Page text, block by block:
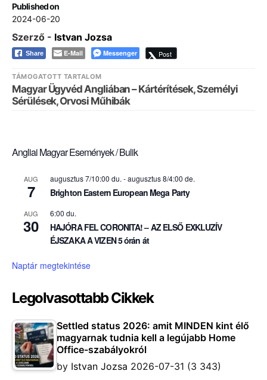
Published on
2024-06-20
Szerző - Istvan Jozsa
Share E-Mail Messenger Post
TÁMOGATOTT TARTALOM
Magyar Ügyvéd Angliában – Kártérítések, Személyi
Sérülések, Orvosi Műhibák
Angliai Magyar Események / Bulik
AUG
7
augusztus 7/10:00 du. -augusztus 8/4:00 de.
Brighton Eastern European Mega Party
AUG
30
6:00 du.
HAJÓRA FEL CORONITA! – AZ ELSŐ EXKLUZÍV
ÉJSZAKA A VIZEN 5 órán át
Naptár megtekintése
Legolvasottabb Cikkek
Settled status 2026: amit MINDEN kint élő
magyarnak tudnia kell a legújabb Home
Office-szabályokról
by Istvan Jozsa 2026-07-31 (3 343)